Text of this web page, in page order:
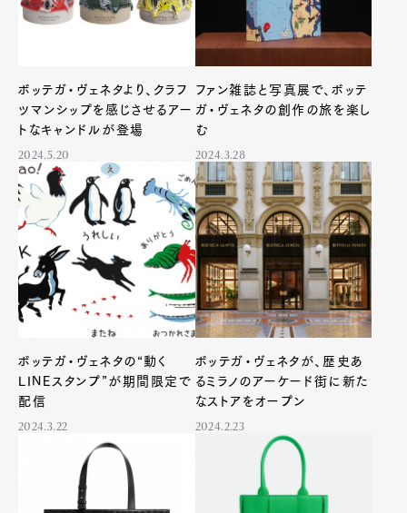
Art&DesignWatch
Gourmet Cars
Pen Membership
Magazine
Official Columnist
About
Contact
Pen Meet
Pen international Pen tw
ボッテガ・ヴェネタより、クラフ
ツマンシップを感じさせるアー
トなキャンドルが登場
2024.5.20
ファン雑誌と写真展で、ボッテ
ガ・ヴェネタの創作の旅を楽し
む
2024.3.28
ボッテガ・ヴェネタの“動く
LINEスタンプ”が期間限定で
配信
2024.3.22
ボッテガ・ヴェネタが、歴史あ
るミラノのアーケード街に新た
なストアをオープン
2024.2.23